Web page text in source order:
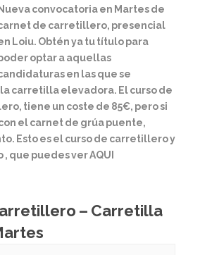
convocatoria en Martes de
de carretillero, presencial
Loiu. Obtén ya tu título para
optar a aquellas
en las que se
carretilla elevadora. El curso de
tiene un coste de 85€, pero si
el carnet de grúa puente,
Esto es el curso de carretillero y
que puedes ver AQUI
– Carretilla